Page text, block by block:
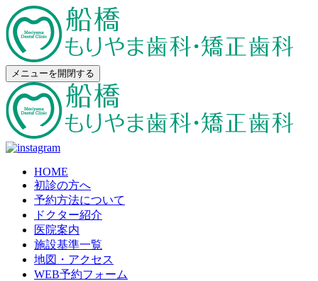
メニューを開閉する
HOME
初診の方へ
予約方法について
ドクター紹介
医院案内
施設基準一覧
地図・アクセス
WEB予約フォーム